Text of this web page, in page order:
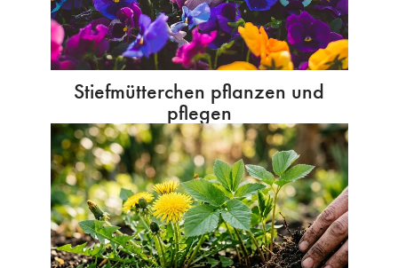
Stiefmütterchen pflanzen und
pflegen